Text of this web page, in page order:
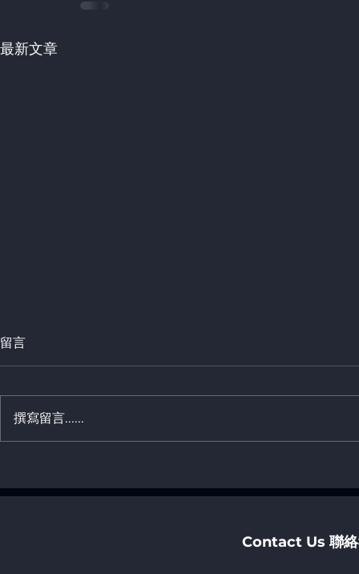
最新文章
略 _ 「八, AI 地域發展」
算力發展策略 _ 「八, AI
留言
撰寫留言......
Contact Us 聯